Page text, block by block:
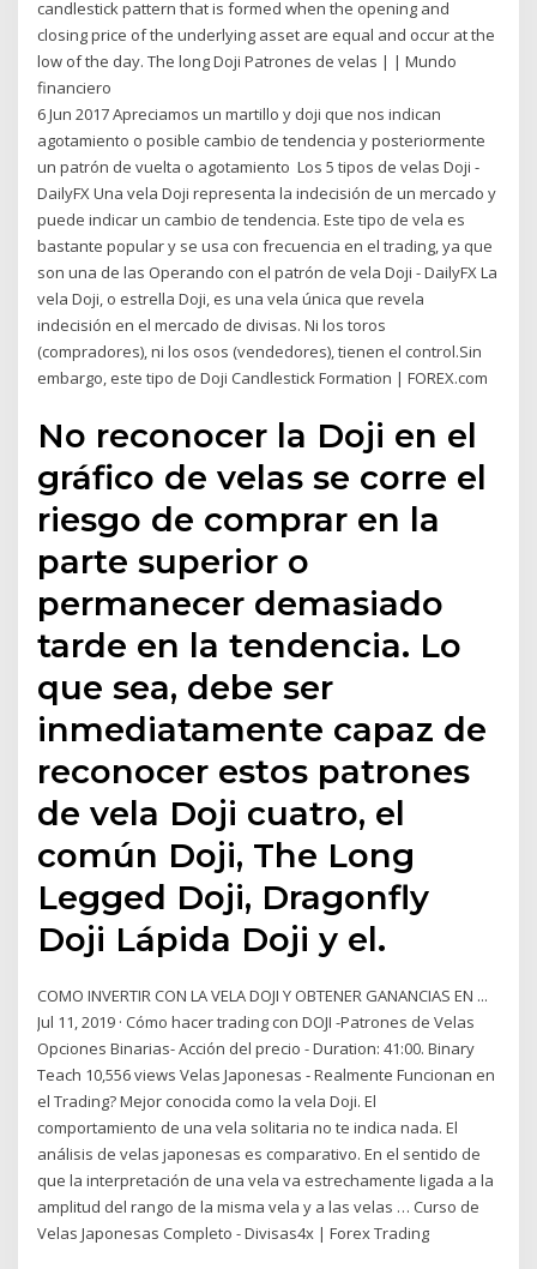
candlestick pattern that is formed when the opening and
closing price of the underlying asset are equal and occur at the
low of the day. The long Doji Patrones de velas | | Mundo
financiero
6 Jun 2017 Apreciamos un martillo y doji que nos indican
agotamiento o posible cambio de tendencia y posteriormente
un patrón de vuelta o agotamiento Los 5 tipos de velas Doji -
DailyFX Una vela Doji representa la indecisión de un mercado y
puede indicar un cambio de tendencia. Este tipo de vela es
bastante popular y se usa con frecuencia en el trading, ya que
son una de las Operando con el patrón de vela Doji - DailyFX La
vela Doji, o estrella Doji, es una vela única que revela
indecisión en el mercado de divisas. Ni los toros
(compradores), ni los osos (vendedores), tienen el control.Sin
embargo, este tipo de Doji Candlestick Formation | FOREX.com
No reconocer la Doji en el
gráfico de velas se corre el
riesgo de comprar en la
parte superior o
permanecer demasiado
tarde en la tendencia. Lo
que sea, debe ser
inmediatamente capaz de
reconocer estos patrones
de vela Doji cuatro, el
común Doji, The Long
Legged Doji, Dragonfly
Doji Lápida Doji y el.
COMO INVERTIR CON LA VELA DOJI Y OBTENER GANANCIAS EN ...
Jul 11, 2019 · Cómo hacer trading con DOJI -Patrones de Velas
Opciones Binarias- Acción del precio - Duration: 41:00. Binary
Teach 10,556 views Velas Japonesas - Realmente Funcionan en
el Trading? Mejor conocida como la vela Doji. El
comportamiento de una vela solitaria no te indica nada. El
análisis de velas japonesas es comparativo. En el sentido de
que la interpretación de una vela va estrechamente ligada a la
amplitud del rango de la misma vela y a las velas … Curso de
Velas Japonesas Completo - Divisas4x | Forex Trading